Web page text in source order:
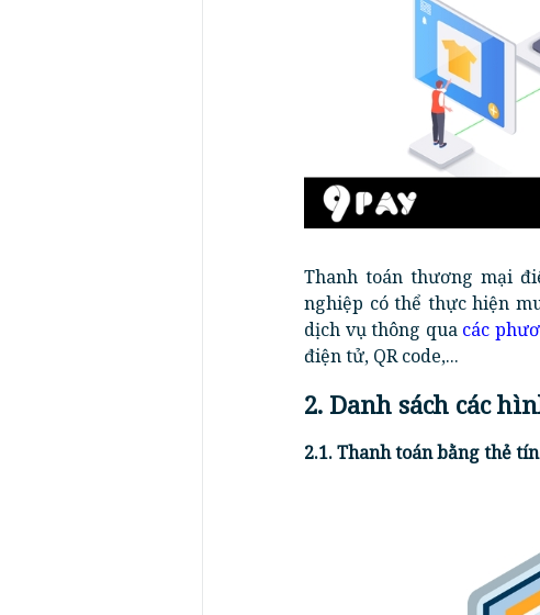
Thanh toán thương mại
nghiệp có thể thực hiện
dịch vụ thông qua các
điện tử, QR code,...
2. Danh sách các
2.1. Thanh toán bằng thẻ